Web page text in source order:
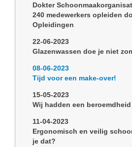
Dokter
240 medewerkers opleiden
Opleidingen
22-06-2023
Glazenwassen doe je niet
08-06-2023
Tijd voor een make-over!
15-05-2023
Wij hadden een
11-04-2023
Ergonomisch en veilig
je dat?